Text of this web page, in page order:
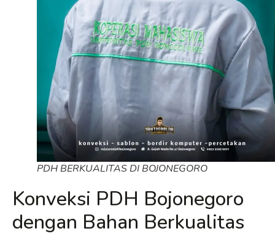
PDH BERKUALITAS DI BOJONEGORO
Konveksi PDH Bojonegoro
dengan Bahan Berkualitas